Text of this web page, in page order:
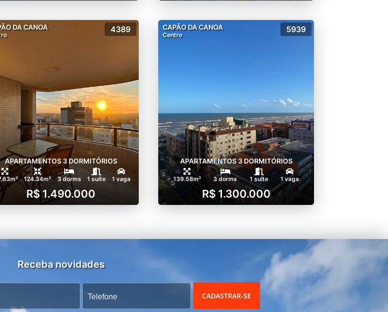
DA CANOA 4389
APARTAMENTOS 3 DORMITÓRIOS
124.34m² 3 dorms 1 suíte 1 vaga
R$ 1.490.000
CAPÃO DA CANOA
Centro
5939
APARTAMENTOS 3 DORMITÓRIOS
139.58m² 3 dorms 1 suíte 1 vaga
R$ 1.300.000
Receba novidades
CADASTRAR-SE